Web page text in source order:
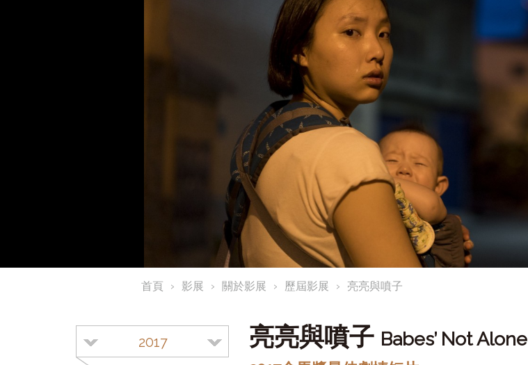
首頁 影展 關於影展 歷屆影展 亮亮與噴子
2017 亮亮與噴子 Babes’ Not Alone